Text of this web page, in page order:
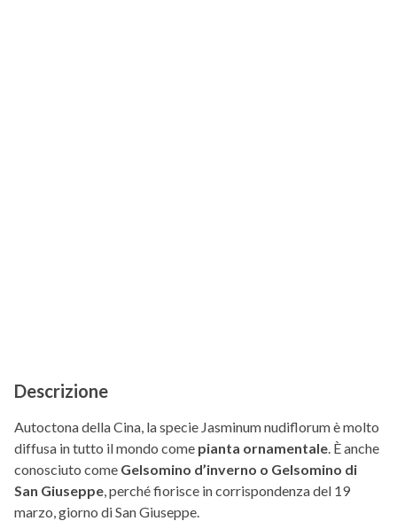
Descrizione
Autoctona della Cina, la specie Jasminum nudiflorum è molto
diffusa in tutto il mondo come pianta ornamentale . È anche
conosciuto come Gelsomino d’inverno o Gelsomino di
San Giuseppe , perché fiorisce in corrispondenza del 19
marzo, giorno di San Giuseppe.